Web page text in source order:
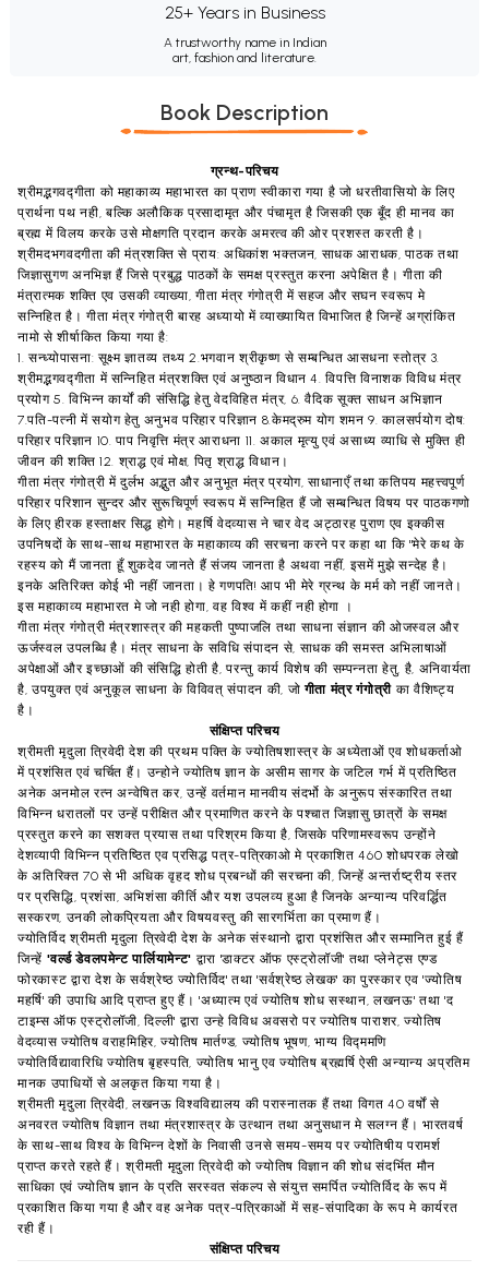
25+ Years in Business
A trustworthy name in Indian
art, fashion and literature.
Book Description
ग्रन्थ-परिचय
श्रीमद्भगवद्गीता को महाकाव्य महाभारत का प्राण स्वीकारा गया है जो धरतीवासियो के लिए
प्रार्थना पथ नही, बल्कि अलौकिक प्रसादामृत और पंचामृत है जिसकी एक बूँद ही मानव का
ब्रह्म में विलय करके उसे मोक्षगति प्रदान करके अमरत्व की ओर प्रशस्त करती है।
श्रीमदभगवदगीता की मंत्रशक्ति से प्राय: अधिकांश भक्तजन, साधक आराधक,पाठक तथा
जिज्ञासुगण अनभिज्ञ हैं जिसे प्रबुद्ध पाठकों के समक्ष प्रस्तुत करना अपेक्षित है। गीता की
मंत्रात्मक शक्ति एव उसकी व्याख्या,गीता मंत्र गंगोत्री में सहज और सघन स्वरूप मे
सन्निहित है। गीता मंत्र गंगोत्री बारह अध्यायो में व्याख्यायित विभाजित है जिन्हें अग्रांकित
नामो से शीर्षाकित किया गया है:
1. सन्ध्योपासना: सूक्ष्म ज्ञातव्य तथ्य 2.भगवान श्रीकृष्ण से सम्बन्धित आसधना स्तोत्र 3.
श्रीमद्भगवद्गीता में सन्निहित मंत्रशक्ति एवं अनुष्ठान विधान4.विपत्ति विनाशक विविध मंत्र
प्रयोग 5.विभिन्न कार्यों की संसिद्धि हेतु वेदविहित मंत्र, 6.वैदिक सूक्त साधन अभिज्ञान
7.पति-पत्नी में सयोग हेतु अनुभव परिहार परिज्ञान 8.केमद्रुम योग शमन 9.कालसर्पयोग दोष:
परिहार परिज्ञान 10.पाप निवृत्ति मंत्र आराधना 11.अकाल मृत्यु एवं असाध्य व्याधि से मुक्ति ही
जीवन की शक्ति 12. श्राद्ध एवं मोक्ष, पितृ श्राद्ध विधान।
गीता मंत्र गंगोत्री में दुर्लभ अद्भुत और अनुभूत मंत्र प्रयोग,साधानाएँ तथा कतिपय महत्त्वपूर्ण
परिहार परिशान सुन्दर और सुरूचिपूर्ण स्वरूप में सन्निहित हैं जो सम्बन्धित विषय पर पाठकगणो
के लिए हीरक हस्ताक्षर सिद्ध होगे। महर्षि वेदव्यास ने चार वेद अट्ठारह पुराण एव इक्कीस
उपनिषदों के साथ-साथ महाभारत के महाकाव्य की सरचना करने पर कहा था कि ''मेरे कथ के
रहस्य को मैं जानता हूँ शुकदेव जानते हैं संजय जानता है अथवा नहीं, इसमें मुझे सन्देह है।
इनके अतिरिक्त कोई भी नहीं जानता। हे गणपति!आप भी मेरे ग्रन्थ के मर्म को नहीं जानते।
इस महाकाव्य महाभारत मे जो नही होगा, वह विश्व में कहीं नही होगा
।
गीता मंत्र गंगोत्री मंत्रशास्त्र की महकती पुष्पाजलि तथा साधना संज्ञान की ओजस्वल और
ऊर्जस्वल उपलब्धि है। मंत्र साधना के सविधि संपादन से, साधक की समस्त अभिलाषाओं
अपेक्षाओं और इच्छाओं की संसिद्धि होती है,परन्तु कार्य विशेष की सम्पन्नता हेतु, है, अनिवार्यता
है, उपयुक्त एवं अनुकूल साधना के विविवत् संपादन की, जो गीता मंत्र गंगोत्री का वैशिष्ट्य
है।
संक्षिप्त परिचय
श्रीमती मृदुला त्रिवेदी देश की प्रथम पक्ति के ज्योतिषशास्त्र के अध्येताओं एव शोधकर्ताओ
में प्रशंसित एवं चर्चित हैं। उन्होने ज्योतिष ज्ञान के असीम सागर के जटिल गर्भ में प्रतिष्ठित
अनेक अनमोल रत्न अन्वेषित कर,उन्हें वर्तमान मानवीय संदर्भो के अनुरूप संस्कारित तथा
विभिन्न धरातलों पर उन्हें परीक्षित और प्रमाणित करने के पश्चात जिज्ञासु छात्रों के समक्ष
प्रस्तुत करने का सशक्त प्रयास तथा परिश्रम किया है,जिसके परिणामस्वरूप उन्होंने
देशव्यापी विभिन्न प्रतिष्ठित एव प्रसिद्ध पत्र-पत्रिकाओ मे प्रकाशित460शोधपरक लेखो
के अतिरिक्त 70से भी अधिक वृहद शोध प्रबन्धों की सरचना की,जिन्हें अन्तर्राष्ट्रीय स्तर
पर प्रसिद्धि, प्रशंसा, अभिशंसा कीर्ति और यश उपलव्य हुआ है जिनके अन्यान्य परिवर्द्धित
सस्करण, उनकी लोकप्रियता और विषयवस्तु की सारगर्भिता का प्रमाण हैं।
ज्योतिर्विद श्रीमती मृदुला त्रिवेदी देश के अनेक संस्थानो द्वारा प्रशंसित और सम्मानित हुई हैं
जिन्हें 'वर्ल्ड डेवलपमेन्ट पार्लियामेन्ट' द्वारा 'डाक्टर ऑफ एस्ट्रोलॉजी' तथा प्लेनेट्स एण्ड
फोरकास्ट द्वारा देश के सर्वश्रेष्ठ ज्योतिर्विद'तथा 'सर्वश्रेष्ठ लेखक' का पुरस्कार एव 'ज्योतिष
महर्षि'की उपाधि आदि प्राप्त हुए हैं। 'अध्यात्म एवं ज्योतिष शोध सस्थान,लखनऊ' तथा 'द
टाइम्स ऑफ एस्ट्रोलॉजी,दिल्ली' द्वारा उन्हे विविध अवसरो पर ज्योतिष पाराशर,ज्योतिष
वेदव्यास ज्योतिष वराहमिहिर,ज्योतिष मार्तण्ड, ज्योतिष भूषण,भाग्य विद्ममणि
ज्योतिर्विद्यावारिधि ज्योतिष बृहस्पति, ज्योतिष भानु एव ज्योतिष ब्रह्मर्षि ऐसी अन्यान्य अप्रतिम
मानक उपाधियों से अलकृत किया गया है।
श्रीमती मृदुला त्रिवेदी,लखनऊ विश्वविद्यालय की परास्नातक हैं तथा विगत 40वर्षों से
अनवरत ज्योतिष विज्ञान तथा मंत्रशास्त्र के उत्थान तथा अनुसधान मे सलग्न हैं। भारतवर्ष
के साथ-साथ विश्व के विभिन्न देशों के निवासी उनसे समय-समय पर ज्योतिषीय परामर्श
प्राप्त करते रहते हैं। श्रीमती मृदुला त्रिवेदी को ज्योतिष विज्ञान की शोध संदर्भित मौन
साधिका एवं ज्योतिष ज्ञान के प्रति सरस्वत संकल्प से संयुत्त समर्पित ज्योतिर्विद के रूप में
प्रकाशित किया गया है और वह अनेक पत्र-पत्रिकाओं में सह-संपादिका के रूप मे कार्यरत
रही हैं।
संक्षिप्त परिचय